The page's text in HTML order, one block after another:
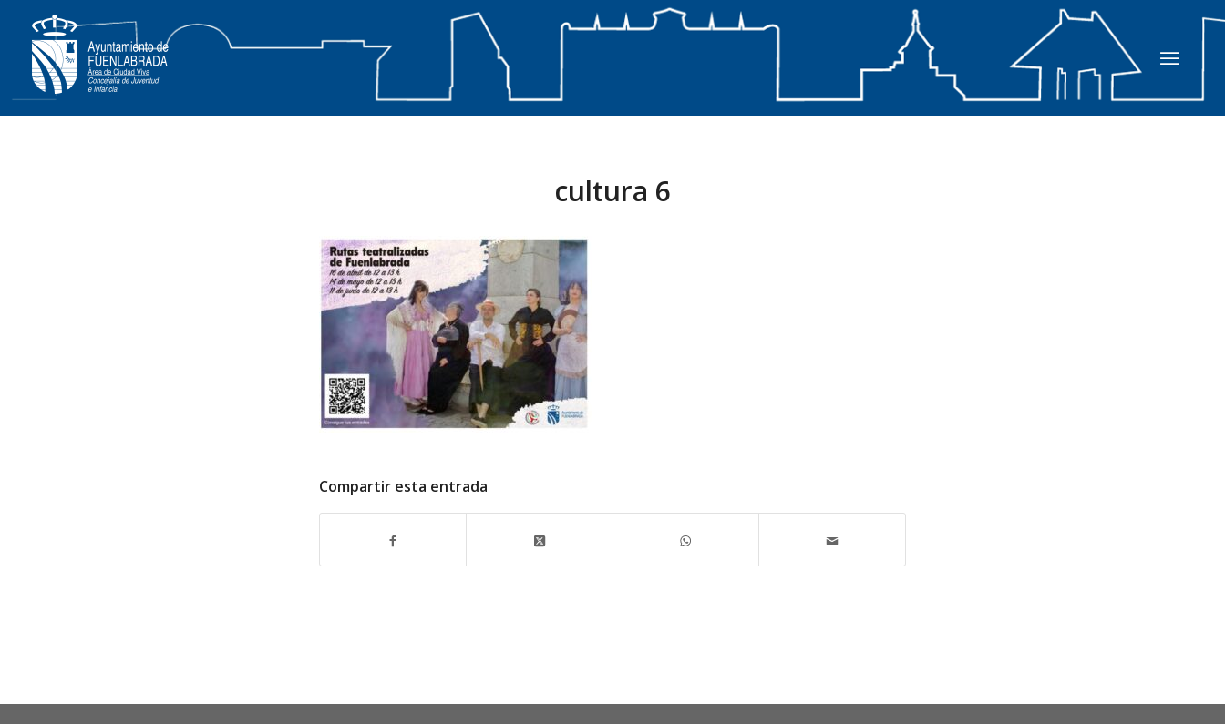
cultura 6
Compartir esta entrada